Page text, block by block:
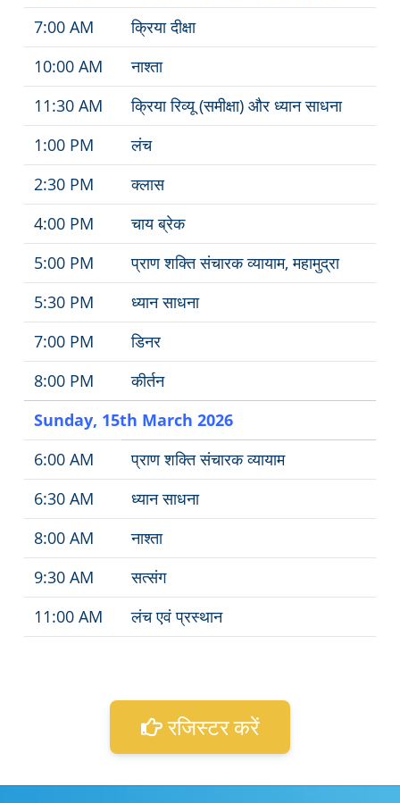
7:00 AM
क्रिया दीक्षा
10:00 AM
नाश्ता
11:30 AM
क्रिया रिव्यू (समीक्षा) और ध्यान साधना
1:00 PM
लंच
2:30 PM
क्लास
4:00 PM
चाय ब्रेक
5:00 PM
प्राण शक्ति संचारक व्यायाम, महामुद्रा
5:30 PM
ध्यान साधना
7:00 PM
डिनर
8:00 PM
कीर्तन
Sunday, 15th March 2026
6:00 AM
प्राण शक्ति संचारक व्यायाम
6:30 AM
ध्यान साधना
8:00 AM
नाश्ता
9:30 AM
सत्संग
11:00 AM
लंच एवं प्रस्थान
रजिस्टर करें